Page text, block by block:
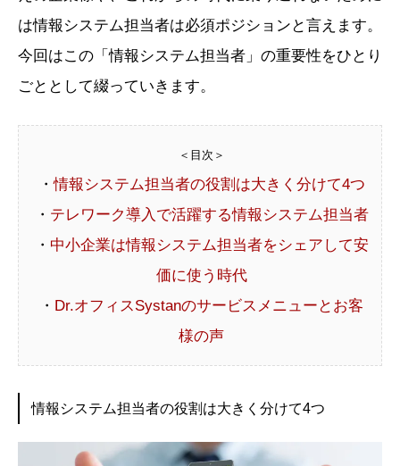
は情報システム担当者は必須ポジションと言えます。
今回はこの「情報システム担当者」の重要性をひとり
ごととして綴っていきます。
＜目次＞
・情報システム担当者の役割は大きく分けて4つ
・ テレワーク導入で活躍する情報システム担当者
・ 中小企業は情報システム担当者をシェアして安
価に使う時代
・ Dr.オフィスSystanのサービスメニューとお客
様の声
情報システム担当者の役割は大きく分けて4つ